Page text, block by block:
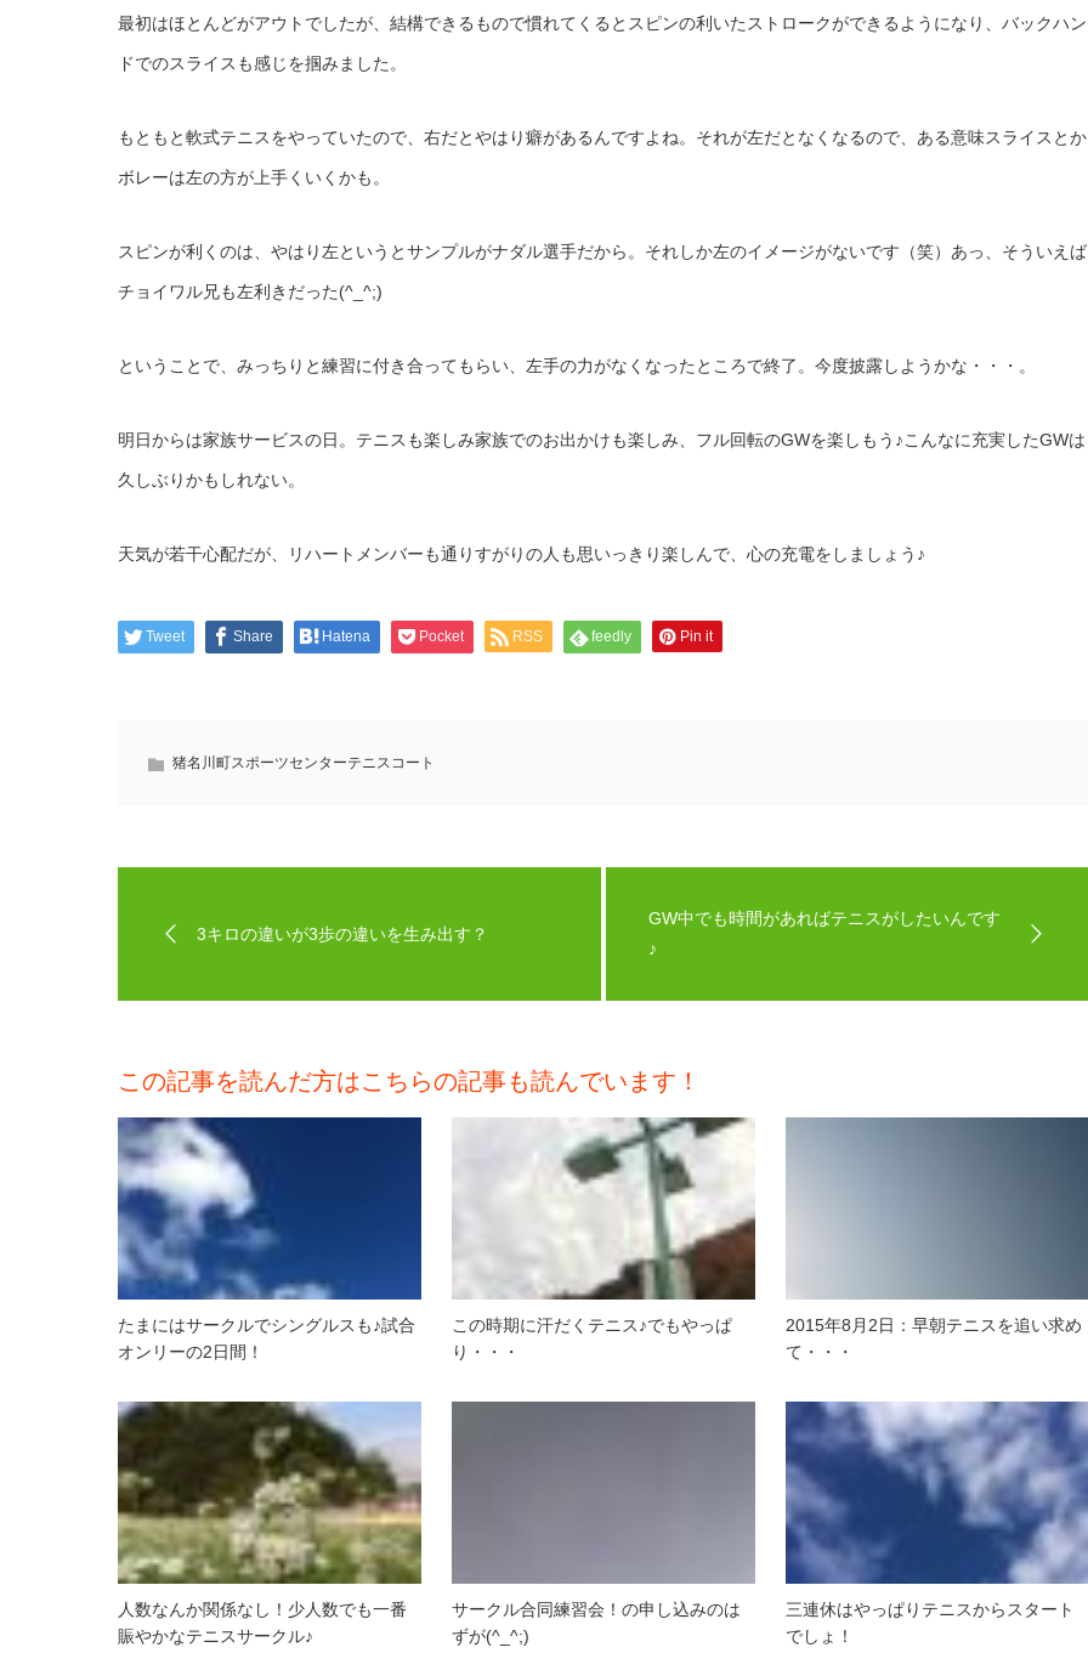
最初はほとんどがアウトでしたが、結構できるもので慣れてくるとスピンの利いたストロークができるようになり、バックハン
ドでのスライスも感じを掴みました。
もともと軟式テニスをやっていたので、右だとやはり癖があるんですよね。それが左だとなくなるので、ある意味スライスとか
ボレーは左の方が上手くいくかも。
スピンが利くのは、やはり左というとサンプルがナダル選手だから。それしか左のイメージがないです（笑）あっ、そういえば
チョイワル兄も左利きだった(^_^;)
ということで、みっちりと練習に付き合ってもらい、左手の力がなくなったところで終了。今度披露しようかな・・・。
明日からは家族サービスの日。テニスも楽しみ家族でのお出かけも楽しみ、フル回転のGWを楽しもう♪こんなに充実したGWは
久しぶりかもしれない。
天気が若干心配だが、リハートメンバーも通りすがりの人も思いっきり楽しんで、心の充電をしましょう♪
Tweet Share Hatena Pocket RSS feedly Pin it
猪名川町スポーツセンターテニスコート
3キロの違いが3歩の違いを生み出す？
GW中でも時間があればテニスがしたいんです
♪
この記事を読んだ方はこちらの記事も読んでいます！
たまにはサークルでシングルスも♪試合
オンリーの2日間！
この時期に汗だくテニス♪でもやっぱ
り・・・
2015年8月2日：早朝テニスを追い求め
て・・・
人数なんか関係なし！少人数でも一番
賑やかなテニスサークル♪
サークル合同練習会！の申し込みのは
ずが(^_^;)
三連休はやっぱりテニスからスタート
でしょ！